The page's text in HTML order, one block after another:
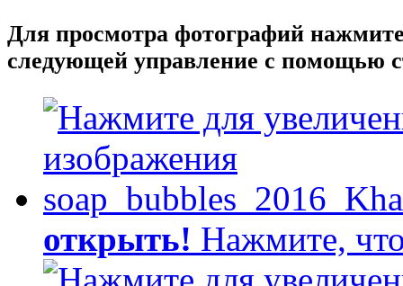
Для просмотра фотографий
следующей управление с помощью
открыть! Нажмите,